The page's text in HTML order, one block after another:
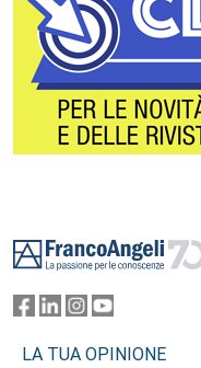
LA TUA OPINIONE